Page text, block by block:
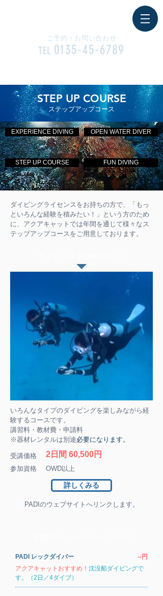
ご予約・お問い合わせ
TEL 0135-45-6789
EXPERIENCE DIVING OPEN WATER DIVER
STEP UP COURSE FUN DIVING
ダイビングライセンスをお持ちの方で、「もっ
といろんな経験を積みたい！」という方のため
に、アクアキャットでは年間を通じて様々なス
テップアップコースをご用意しております。
いろんなタイプのダイビングを楽しみながら経
験するコースです。
講習料・教材費・申請料
※器材レンタルは別途​必要になります。
受講価格 2日間 60,500円
参加資格 OWD以上
詳しくみる
PADIのウェブサイトへリンクします。
PADI レックダイバー
--円
アクアキャットおすすめ！ 沈没船ダイビングで
す。（2日／4ダイブ）
STEP UP COURSE
ステップアップコース